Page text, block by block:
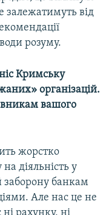
залежатимуть від
розуму.
Кримську
організацій.
вашого
жорстко
діяльність у
заборону банкам
Але нас це не